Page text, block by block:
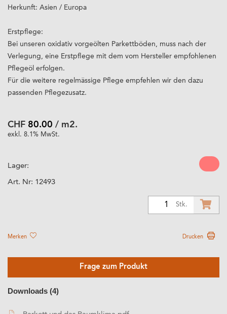
Herkunft: Asien / Europa
Erstpflege:
Bei unseren oxidativ vorgeölten Parkettböden, muss nach der
Verlegung, eine Erstpflege mit dem vom Hersteller empfohlenen
Pflegeöl erfolgen.
Für die weitere regelmässige Pflege empfehlen wir den dazu
passenden Pflegezusatz.
CHF 80.00 / m2.
exkl. 8.1% MwSt.
Lager:
Art. Nr: 12493
Stk.
Merken Drucken
Frage zum Produkt
Downloads (4)